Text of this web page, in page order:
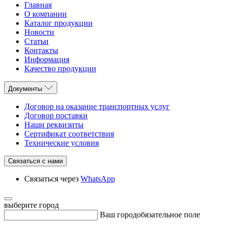
Главная
О компании
Каталог продукции
Новости
Статьи
Контакты
Информация
Качество продукции
Документы
Договор на оказание транспортных услуг
Договор поставки
Наши реквизиты
Сертификат соответствия
Технические условия
Связаться с нами
Связаться через WhatsApp
выберите город
Ваш городобязательное поле